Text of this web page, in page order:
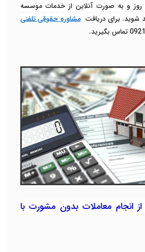
روز و به صورت آنلاین از خدمات موسسه
شوید. برای دریافتمشاوره حقوقی تلفنی
انجام معاملات بدون مشورت با